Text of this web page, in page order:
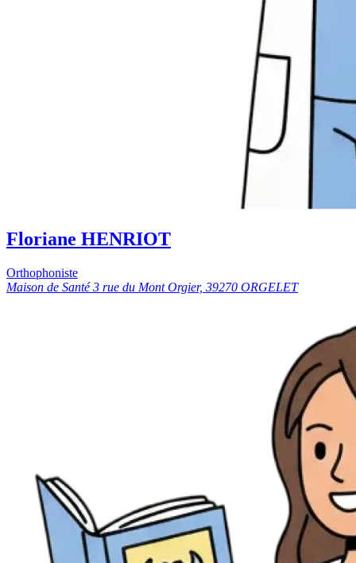
Floriane HENRIOT
Orthophoniste
Maison de Santé 3 rue du Mont Orgier, 39270 ORGELET